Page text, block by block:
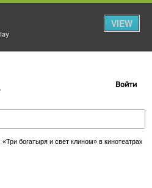
VIEW
Войти
богатыря и свет клином» в кинотеатрах Находки. Купить билеты!